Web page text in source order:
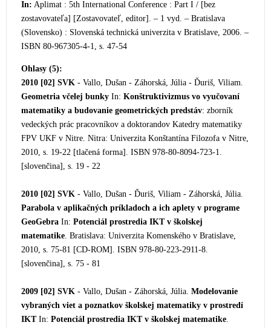
In: Aplimat : 5th International Conference : Part I / [bez
zostavovateľa] [Zostavovateľ, editor]. – 1 vyd. – Bratislava
(Slovensko) : Slovenská technická univerzita v Bratislave, 2006. –
ISBN 80-967305-4-1, s. 47-54
Ohlasy (5):
2010 [02] SVK - Vallo, Dušan - Záhorská, Júlia - Ďuriš, Viliam.
Geometria včelej bunky In: Konštruktivizmus vo vyučovaní
matematiky a budovanie geometrických predstáv: zborník
vedeckých prác pracovníkov a doktorandov Katedry matematiky
FPV UKF v Nitre. Nitra: Univerzita Konštantína Filozofa v Nitre,
2010, s. 19-22 [tlačená forma]. ISBN 978-80-8094-723-1.
[slovenčina], s. 19 - 22
2010 [02] SVK - Vallo, Dušan - Ďuriš, Viliam - Záhorská, Júlia.
Parabola v aplikačných príkladoch a ich aplety v programe
GeoGebra In: Potenciál prostredia IKT v školskej
matematike. Bratislava: Univerzita Komenského v Bratislave,
2010, s. 75-81 [CD-ROM]. ISBN 978-80-223-2911-8.
[slovenčina], s. 75 - 81
2009 [02] SVK - Vallo, Dušan - Záhorská, Júlia. Modelovanie
vybraných viet a poznatkov školskej matematiky v prostredí
IKTIn: Potenciál prostredia IKT v školskej matematike.